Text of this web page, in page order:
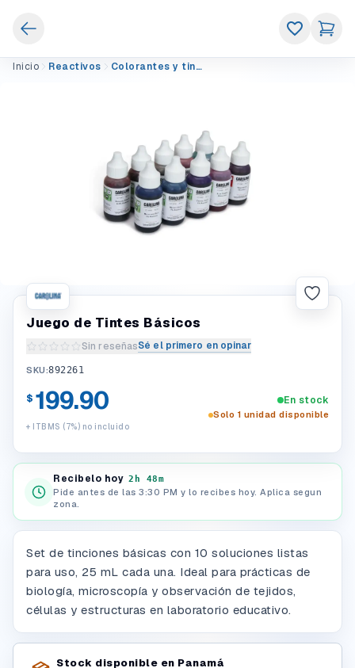
Inicio Reactivos Colorantes y tintes
Juego de Tintes Básicos
Sin reseñasSé el primero en opinar
Escribir una reseña del producto
SKU:892261
$ 199.90
+ ITBMS (7%) no incluido
En stock
Solo 1 unidad disponible
Recibelo hoy 2h 48m
Pide antes de las 3:30 PM y lo recibes hoy. Aplica segun
zona.
Set de tinciones básicas con 10 soluciones listas
para uso, 25 mL cada una. Ideal para prácticas de
biología, microscopía y observación de tejidos,
células y estructuras en laboratorio educativo.
Stock disponible en Panamá